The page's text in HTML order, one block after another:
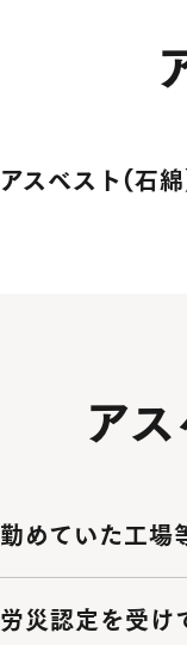
アスベスト(石
ア
勤めていた工場
労災認定を受け